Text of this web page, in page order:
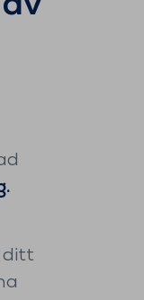
ditt